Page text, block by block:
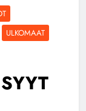
ULKOMAAT